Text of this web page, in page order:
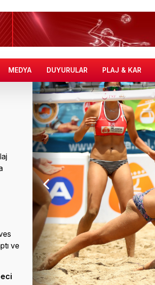
MEDYA DUYURULAR PLAJ & KAR
ve